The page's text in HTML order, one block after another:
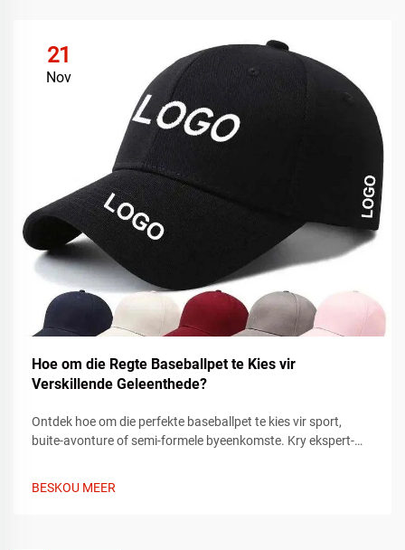
21
Nov
Hoe om die Regte Baseballpet te Kies vir
Verskillende Geleenthede?
Ontdek hoe om die perfekte baseballpet te kies vir sport,
buite-avonture of semi-formele byeenkomste. Kry ekspert-
BESKOU MEER